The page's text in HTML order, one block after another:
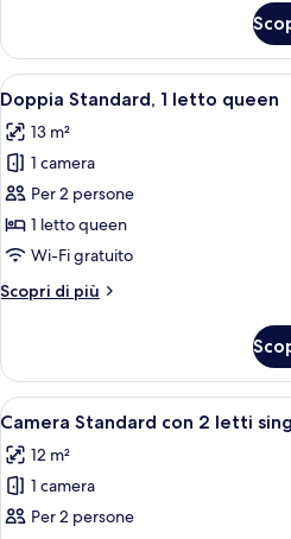
2
letti
singoli,
accesso
in
sedia
a
rotelle
Standard
con
2
letti
singoli,
2
letti
singoli,
accesso
in
sedia
a
Apri
tutte
le
foto
per
Doppia
Standard,
letto
8
Doppia Standard, 1 letto queen
13 m²
1 camera
Per 2 persone
1 letto queen
Wi-Fi gratuito
Scopri di più
Altri
Standard,
letto
Apri
tutte
le
foto
per
6
Camera Standard con 2 letti
12 m²
1 camera
Per 2 persone